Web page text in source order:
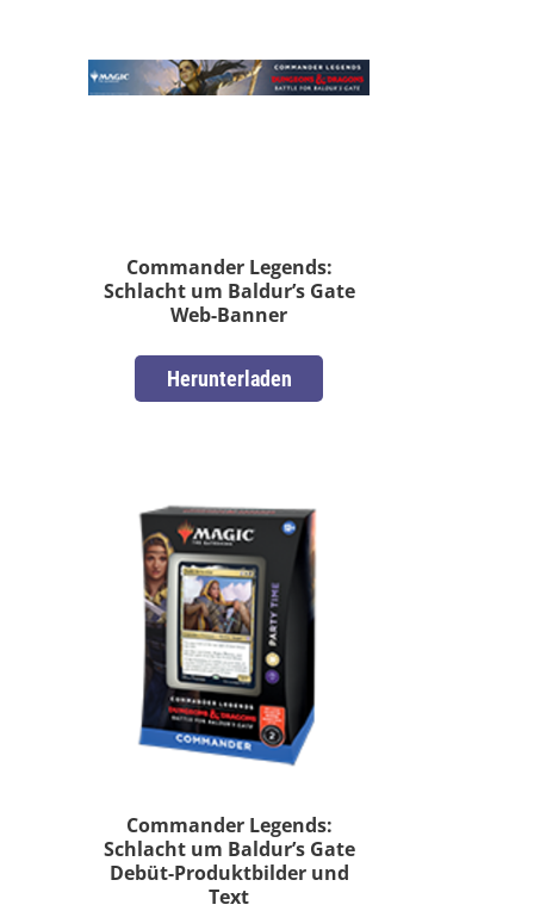
Commander Legends:
Schlacht um Baldur’s Gate
Web-Banner
Herunterladen
Commander Legends:
Schlacht um Baldur’s Gate
Debüt-Produktbilder und
Text